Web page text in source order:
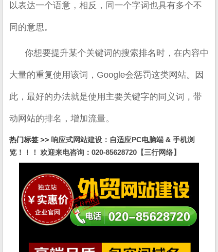
以表达一个语意，相反，同一个字词也具有多个不
同的意思。
你想要提升某个关键词的搜索排名时，在内容中
大量的重复使用该词，Google会惩罚这类网站。因
此，最好的办法就是使用主要关键字的同义词，带
动网站的排名，增加流量。
热门标签 >> 响应式网站建设：自适应PC电脑端 & 手机浏
览！！！ 欢迎来电咨询：020-85628720【三行网络】